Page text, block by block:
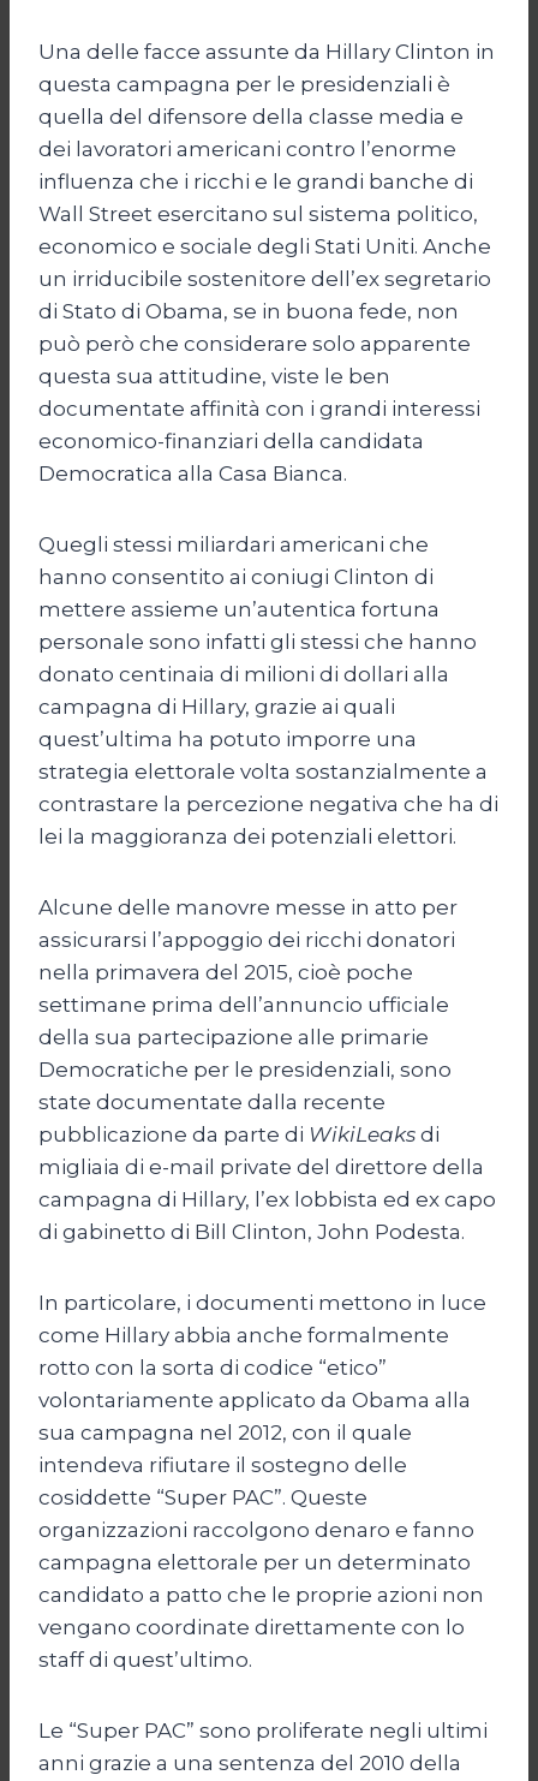
Una delle facce assunte da Hillary Clinton in
questa campagna per le presidenziali è
quella del difensore della classe media e
dei lavoratori americani contro l’enorme
influenza che i ricchi e le grandi banche di
Wall Street esercitano sul sistema politico,
economico e sociale degli Stati Uniti. Anche
un irriducibile sostenitore dell’ex segretario
di Stato di Obama, se in buona fede, non
può però che considerare solo apparente
questa sua attitudine, viste le ben
documentate affinità con i grandi interessi
economico-finanziari della candidata
Democratica alla Casa Bianca.
Quegli stessi miliardari americani che
hanno consentito ai coniugi Clinton di
mettere assieme un’autentica fortuna
personale sono infatti gli stessi che hanno
donato centinaia di milioni di dollari alla
campagna di Hillary, grazie ai quali
quest’ultima ha potuto imporre una
strategia elettorale volta sostanzialmente a
contrastare la percezione negativa che ha di
lei la maggioranza dei potenziali elettori.
Alcune delle manovre messe in atto per
assicurarsi l’appoggio dei ricchi donatori
nella primavera del 2015, cioè poche
settimane prima dell’annuncio ufficiale
della sua partecipazione alle primarie
Democratiche per le presidenziali, sono
state documentate dalla recente
pubblicazione da parte di WikiLeaks di
migliaia di e-mail private del direttore della
campagna di Hillary, l’ex lobbista ed ex capo
di gabinetto di Bill Clinton, John Podesta.
In particolare, i documenti mettono in luce
come Hillary abbia anche formalmente
rotto con la sorta di codice “etico”
volontariamente applicato da Obama alla
sua campagna nel 2012, con il quale
intendeva rifiutare il sostegno delle
cosiddette “Super PAC”. Queste
organizzazioni raccolgono denaro e fanno
campagna elettorale per un determinato
candidato a patto che le proprie azioni non
vengano coordinate direttamente con lo
staff di quest’ultimo.
Le “Super PAC” sono proliferate negli ultimi
anni grazie a una sentenza del 2010 della